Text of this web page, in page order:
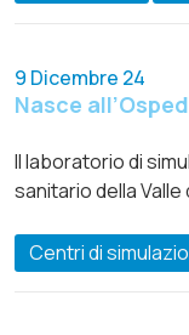
9 Dicembre 24
Nasce
Il laboratorio di
sanitario della Valle
Centri di